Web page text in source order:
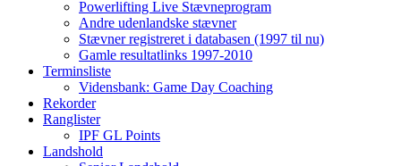
Powerlifting Live Stævneprogram
Andre udenlandske stævner
Stævner registreret i databasen (1997 til nu)
Gamle resultatlinks 1997-2010
Terminsliste
Vidensbank: Game Day Coaching
Rekorder
Ranglister
IPF GL Points
Landshold